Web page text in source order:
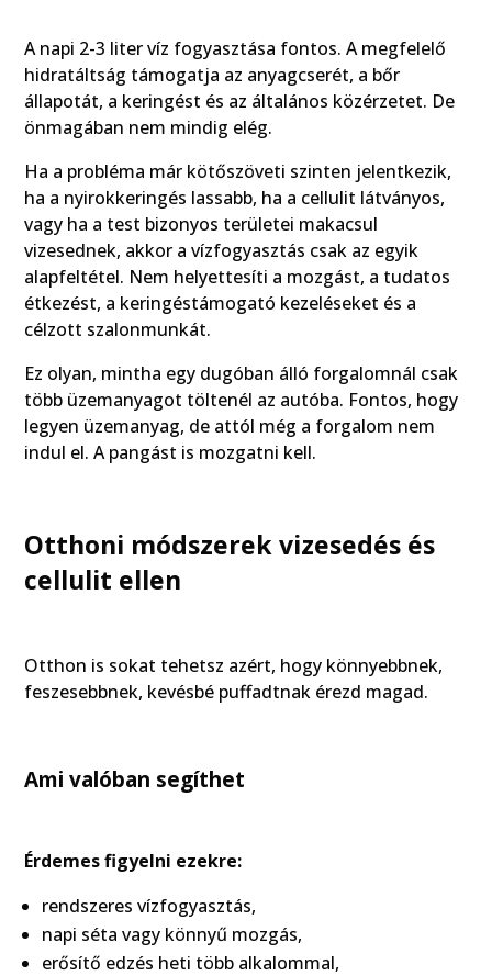
A napi 2-3 liter víz fogyasztása fontos. A megfelelő
hidratáltság támogatja az anyagcserét, a bőr
állapotát, a keringést és az általános közérzetet. De
önmagában nem mindig elég.
Ha a probléma már kötőszöveti szinten jelentkezik,
ha a nyirokkeringés lassabb, ha a cellulit látványos,
vagy ha a test bizonyos területei makacsul
vizesednek, akkor a vízfogyasztás csak az egyik
alapfeltétel. Nem helyettesíti a mozgást, a tudatos
étkezést, a keringéstámogató kezeléseket és a
célzott szalonmunkát.
Ez olyan, mintha egy dugóban álló forgalomnál csak
több üzemanyagot töltenél az autóba. Fontos, hogy
legyen üzemanyag, de attól még a forgalom nem
indul el. A pangást is mozgatni kell.
Otthoni módszerek vizesedés és
cellulit ellen
Otthon is sokat tehetsz azért, hogy könnyebbnek,
feszesebbnek, kevésbé puffadtnak érezd magad.
Ami valóban segíthet
Érdemes figyelni ezekre:
rendszeres vízfogyasztás,
napi séta vagy könnyű mozgás,
erősítő edzés heti több alkalommal,